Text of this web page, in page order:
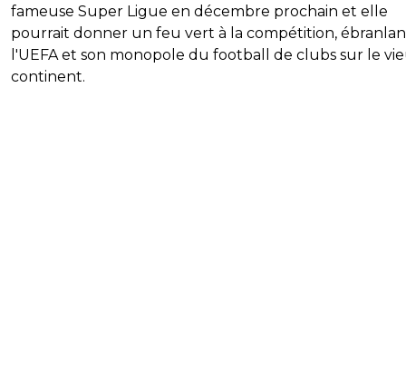
fameuse Super Ligue en décembre prochain et elle
pourrait donner un feu vert à la compétition,
l'UEFA et son monopole du football de clubs sur le
continent.